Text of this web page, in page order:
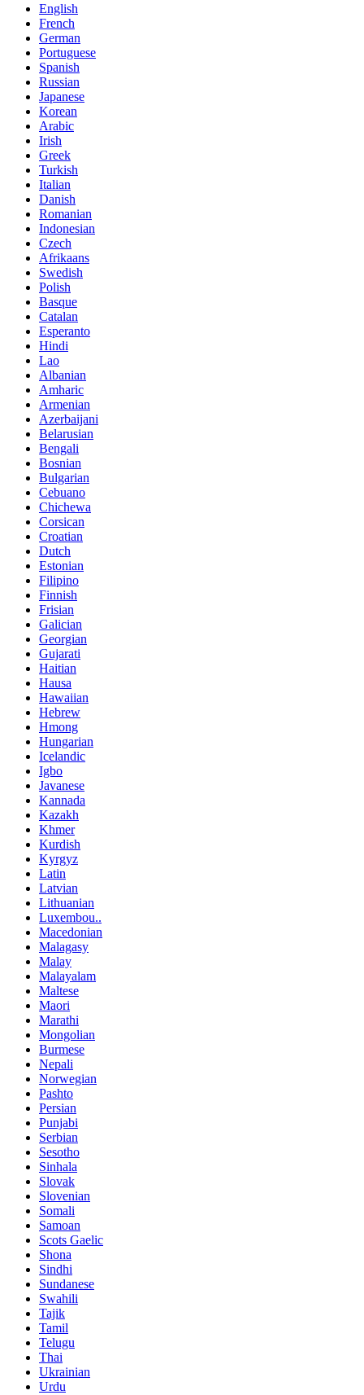
English
French
German
Portuguese
Spanish
Russian
Japanese
Korean
Arabic
Irish
Greek
Turkish
Italian
Danish
Romanian
Indonesian
Czech
Afrikaans
Swedish
Polish
Basque
Catalan
Esperanto
Hindi
Lao
Albanian
Amharic
Armenian
Azerbaijani
Belarusian
Bengali
Bosnian
Bulgarian
Cebuano
Chichewa
Corsican
Croatian
Dutch
Estonian
Filipino
Finnish
Frisian
Galician
Georgian
Gujarati
Haitian
Hausa
Hawaiian
Hebrew
Hmong
Hungarian
Icelandic
Igbo
Javanese
Kannada
Kazakh
Khmer
Kurdish
Kyrgyz
Latin
Latvian
Lithuanian
Luxembou..
Macedonian
Malagasy
Malay
Malayalam
Maltese
Maori
Marathi
Mongolian
Burmese
Nepali
Norwegian
Pashto
Persian
Punjabi
Serbian
Sesotho
Sinhala
Slovak
Slovenian
Somali
Samoan
Scots Gaelic
Shona
Sindhi
Sundanese
Swahili
Tajik
Tamil
Telugu
Thai
Ukrainian
Urdu